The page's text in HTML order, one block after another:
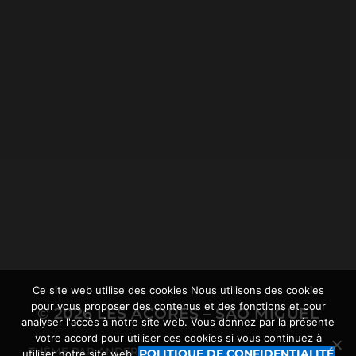
© 2026LES AÇORES – SÃO MIGUEL
THÈME PARANDERS NORÉNPOWERED BYQUASIRIS
Ce site web utilise des cookies Nous utilisons des cookies
pour vous proposer des contenus et des fonctions et pour
analyser l'accès à notre site web. Vous donnez par la présente
votre accord pour utiliser ces cookies si vous continuez à